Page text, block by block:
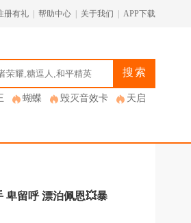
册有礼 帮助中心 关于我们 APP下载
搜索
蝴蝶 毁灭音效卡 天启
卑留呼 漂泊佩恩💥暴